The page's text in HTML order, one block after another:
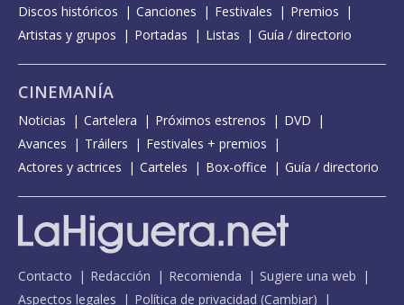
Discos históricos
Canciones Festivales
Premios
Artistas y grupos
Portadas Listas Guía / directorio
CINEMANÍA
Noticias Cartelera Próximos estrenos
DVD
Avances
Tráilers
Festivales + premios
Actores y actrices
Carteles Box-office Guía / directorio
Contacto Redacción Recomienda
Sugiere una web
Aspectos legales
Política de privacidad (Cambiar)